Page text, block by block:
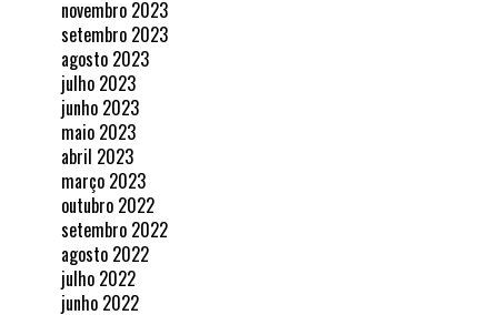
novembro 2023
setembro 2023
agosto 2023
julho 2023
junho 2023
maio 2023
abril 2023
março 2023
outubro 2022
setembro 2022
agosto 2022
julho 2022
junho 2022